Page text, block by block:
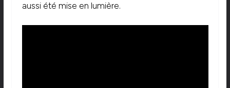
aussi été mise en lumière.